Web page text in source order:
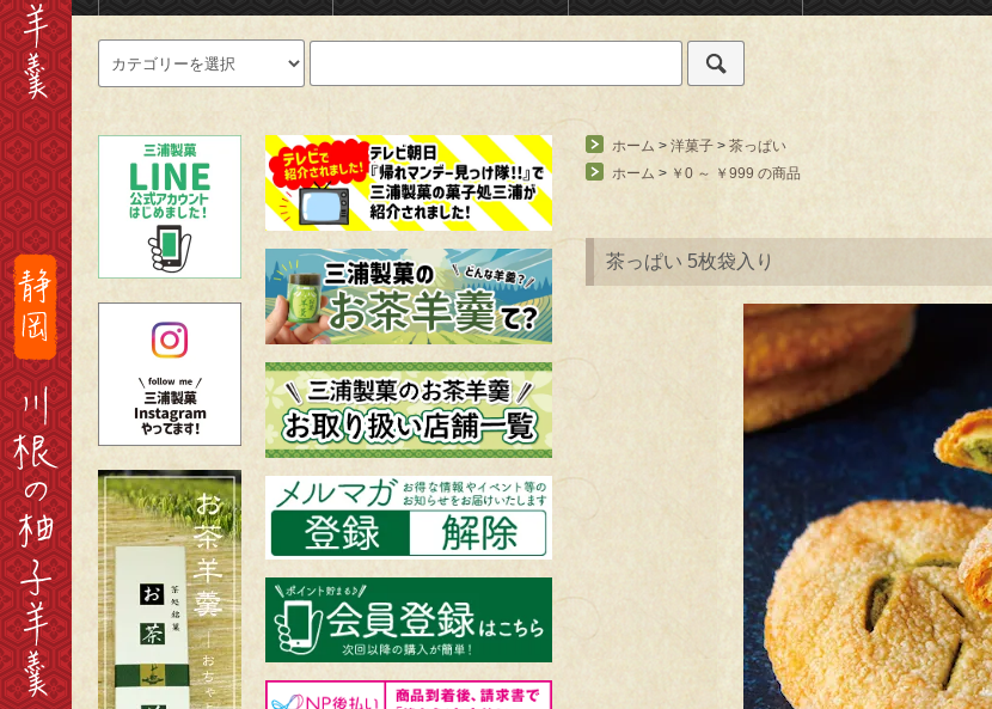
ホーム > 洋菓子 > 茶っぱい
ホーム > ￥0 ～ ￥999 の商品
茶っぱい 5枚袋入り